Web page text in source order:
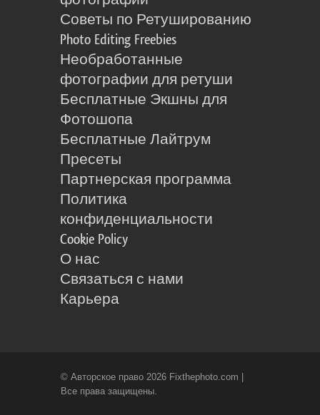
Советы по Ретушированию
Photo Editing Freebies
Необработанные
фотографии для ретуши
Бесплатные Экшны для
Фотошопа
Бесплатные Лайтрум
Пресеты
Партнерская программа
Политика
конфиденциальности
Cookie Policy
О нас
Связаться с нами
Карьера
© Авторское право 2026 Fixthephoto.com |
Все права защищены.